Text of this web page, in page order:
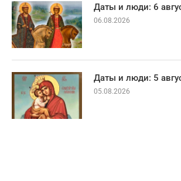
Даты и люди: 6
06.08.2026
Даты и люди: 5
05.08.2026